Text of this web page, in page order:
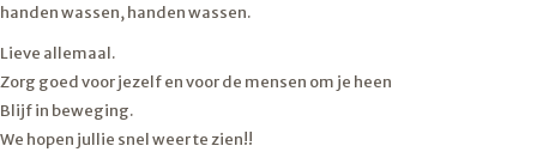
handen wassen, handen wassen.
Lieve allemaal.
Zorg goed voor jezelf en voor de mensen om je heen
Blijf in beweging.
We hopen jullie snel weer te zien!!